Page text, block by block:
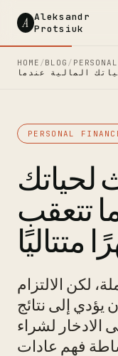
A Aleksandr
Protsiuk
HOME /BLOG /
PERSONAL
لحياتك
تتعقب
لكن الالتزام
يؤدي إلى نتائج
الادخار لشراء
فهم عادات